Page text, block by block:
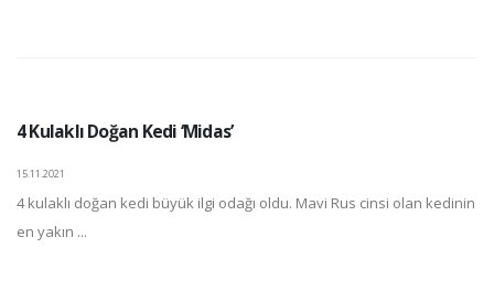
4 Kulaklı Doğan Kedi ‘Midas’
15.11.2021
4 kulaklı doğan kedi büyük ilgi odağı oldu. Mavi Rus cinsi olan kedinin
en yakın ...